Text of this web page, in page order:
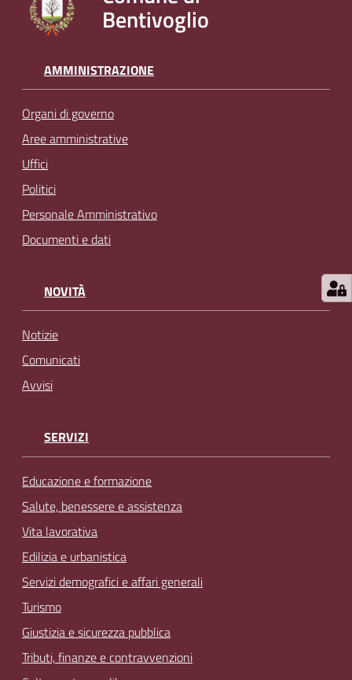
Tutti
gli
Seguici
su
Bentivoglio
AMMINISTRAZIONE
Organi di governo
Aree amministrative
Uffici
Politici
Personale Amministrativo
Documenti e dati
NOVITÀ
Notizie
Comunicati
Avvisi
SERVIZI
Educazione e formazione
Salute, benessere e assistenza
Vita lavorativa
Edilizia e urbanistica
Servizi demografici e affari generali
Turismo
Giustizia e sicurezza pubblica
Tributi, finanze e contravvenzioni